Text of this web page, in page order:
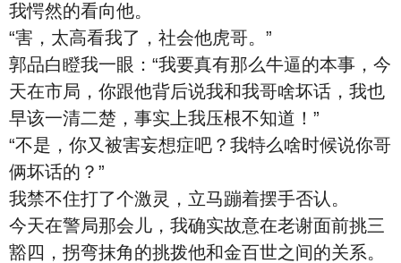
我愕然的看向他。
“害，太高看我了，社会他虎哥。”
郭品白瞪我一眼：“我要真有那么牛逼的本事，今
天在市局，你跟他背后说我和我哥啥坏话，我也
早该一清二楚，事实上我压根不知道！”
“不是，你又被害妄想症吧？我特么啥时候说你哥
俩坏话的？”
我禁不住打了个激灵，立马蹦着摆手否认。
今天在警局那会儿，我确实故意在老谢面前挑三
豁四，拐弯抹角的挑拨他和金百世之间的关系。